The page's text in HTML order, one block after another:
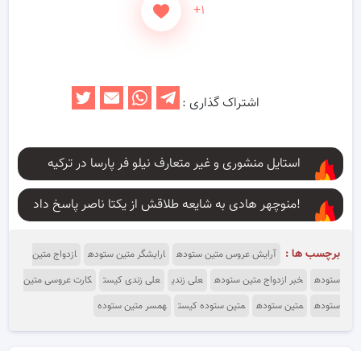
+۱
اشتراک گذاری :
استایل منشوری و غیر متعارف نیلو فر پارسا در ترکیه
منوچهر هادی به شایعه طلاقش از یکتا ناصر پاسخ داد!
برچسب ها : آرایش عروس متین ستوده ارایشگر متین ستوده
ازدواج متین
ستوده
خبر ازدواج متین ستوده علی زندی علی زندی کیست
کارت عروسی متین
ستوده
متین ستوده متین ستوده کیست همسر متین ستوده